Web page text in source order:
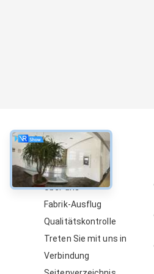
über
Über uns
Fabrik-Ausflug
Qualitätskontrolle
Treten Sie mit uns in
Verbindung